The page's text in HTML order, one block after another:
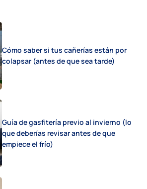
Cómo saber si tus cañerías están por
colapsar (antes de que sea tarde)
Guía de gasfitería previo al invierno (lo
que deberías revisar antes de que
empiece el frío)